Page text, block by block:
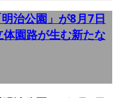
治公園」が8月7日
園路が生む新たな